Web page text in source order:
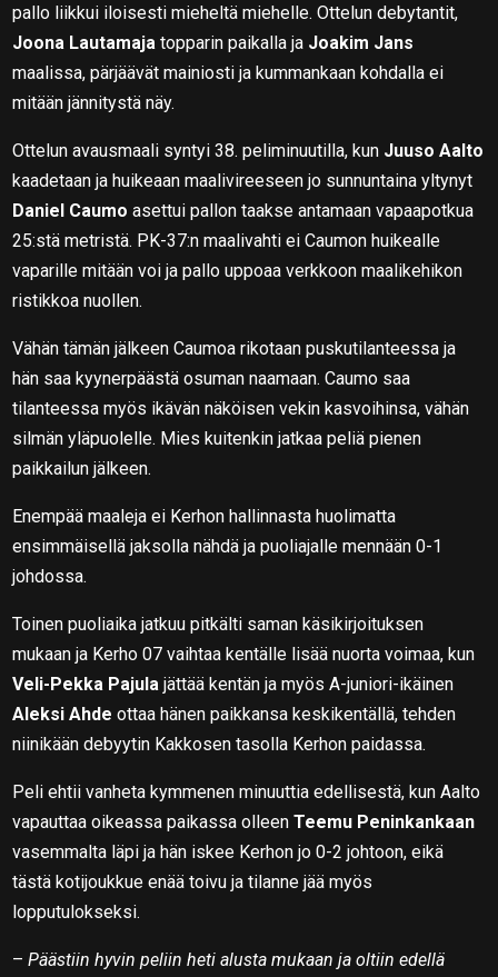
pallo liikkui iloisesti mieheltä miehelle. Ottelun debytantit,
Joona Lautamaja topparin paikalla ja Joakim Jans
maalissa, pärjäävät mainiosti ja kummankaan kohdalla ei
mitään jännitystä näy.
Ottelun avausmaali syntyi 38. peliminuutilla, kun Juuso Aalto
kaadetaan ja huikeaan maalivireeseen jo sunnuntaina yltynyt
Daniel Caumo asettui pallon taakse antamaan vapaapotkua
25:stä metristä. PK-37:n maalivahti ei Caumon huikealle
vaparille mitään voi ja pallo uppoaa verkkoon maalikehikon
ristikkoa nuollen.
Vähän tämän jälkeen Caumoa rikotaan puskutilanteessa ja
hän saa kyynerpäästä osuman naamaan. Caumo saa
tilanteessa myös ikävän näköisen vekin kasvoihinsa, vähän
silmän yläpuolelle. Mies kuitenkin jatkaa peliä pienen
paikkailun jälkeen.
Enempää maaleja ei Kerhon hallinnasta huolimatta
ensimmäisellä jaksolla nähdä ja puoliajalle mennään 0-1
johdossa.
Toinen puoliaika jatkuu pitkälti saman käsikirjoituksen
mukaan ja Kerho 07 vaihtaa kentälle lisää nuorta voimaa, kun
Veli-Pekka Pajula jättää kentän ja myös A-juniori-ikäinen
Aleksi Ahde ottaa hänen paikkansa keskikentällä, tehden
niinikään debyytin Kakkosen tasolla Kerhon paidassa.
Peli ehtii vanheta kymmenen minuuttia edellisestä, kun Aalto
vapauttaa oikeassa paikassa olleen Teemu Peninkankaan
vasemmalta läpi ja hän iskee Kerhon jo 0-2 johtoon, eikä
tästä kotijoukkue enää toivu ja tilanne jää myös
lopputulokseksi.
–Päästiin hyvin peliin heti alusta mukaan ja oltiin edellä